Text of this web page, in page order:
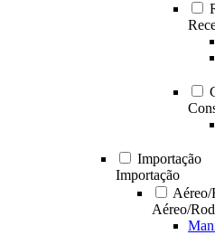
Importação
Importação
Aéreo/